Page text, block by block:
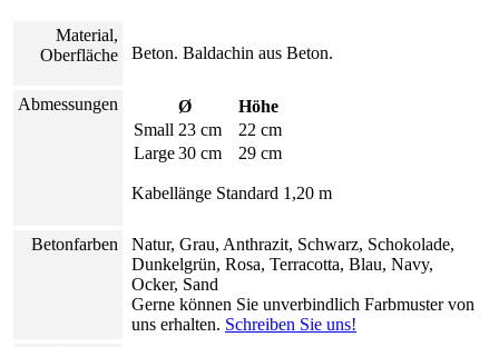
Material,
Oberfläche
Beton. Baldachin aus Beton.
Abmessungen Ø
Höhe
Small 23 cm
22 cm
Large30 cm 29 cm
Kabellänge Standard 1,20 m
Betonfarben
Natur, Grau, Anthrazit, Schwarz, Schokolade,
Dunkelgrün, Rosa, Terracotta, Blau, Navy,
Ocker, Sand
Gerne können Sie unverbindlich Farbmuster von
uns erhalten. Schreiben Sie uns!